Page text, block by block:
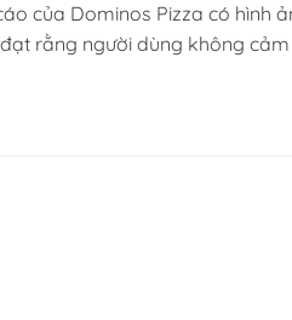
của Dominos Pizza có hình
rằng người dùng không cảm